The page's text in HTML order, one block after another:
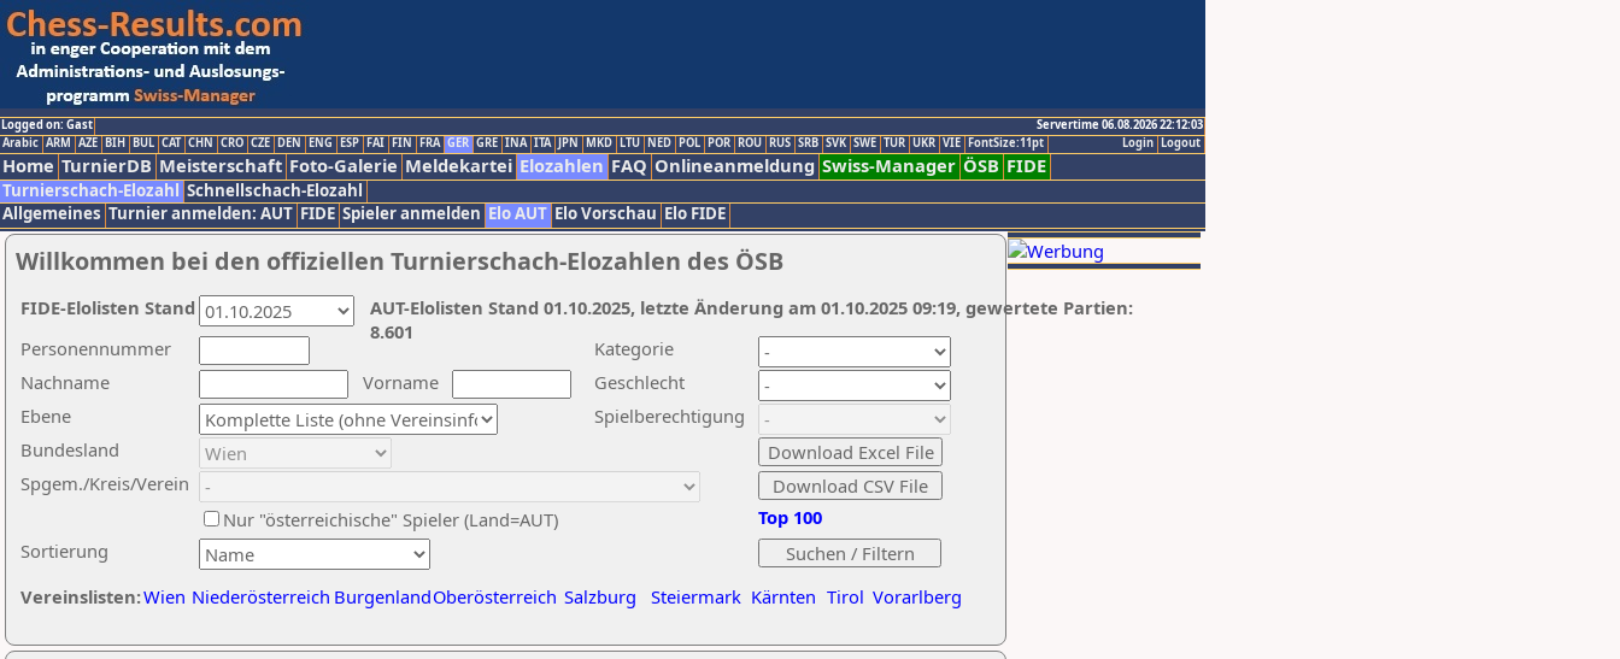
Logged on: Gast
Servertime 06.08.2026 22:12:03
Logout
Login
Arabic ARM AZE BIH BUL CAT CHN CRO CZE DEN ENG ESP FAI FIN FRA GER GRE INA ITA JPN MKD LTU NED POL POR ROU RUS SRB SVK SWE TUR UKR VIE FontSize:11pt
Home TurnierDB Meisterschaft Foto-Galerie Meldekartei Elozahlen FAQ Onlineanmeldung Swiss-Manager ÖSB FIDE
Turnierschach-Elozahl Schnellschach-Elozahl
Allgemeines Turnier anmelden: AUT FIDE Spieler anmelden Elo AUT Elo Vorschau Elo FIDE
Willkommen bei den offiziellen Turnierschach-Elozahlen des ÖSB
Nachname
Vorname
Ebene
Kategorie
Sortierung
Personennummer
Bundesland
Spgem./Kreis/Verein
Geschlecht
Nur "österreichische" Spieler (Land=AUT)
Spielberechtigung
Vereinslisten:Wien Niederösterreich BurgenlandOberösterreich Salzburg Steiermark Kärnten Tirol Vorarlberg
Top 100
AUT-Elolisten Stand 01.10.2025, letzte Änderung am 01.10.2025 09:19, gewertete Partien:
8.601
FIDE-Elolisten Stand